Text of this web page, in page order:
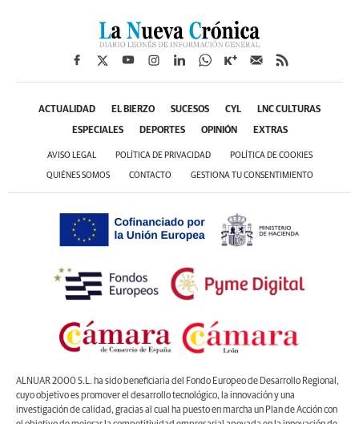
ACTUALIDAD EL BIERZO SUCESOS CYL LNC CULTURAS
ESPECIALES DEPORTES OPINIÓN EXTRAS
AVISO LEGAL POLÍTICA DE PRIVACIDAD POLÍTICA DE COOKIES
QUIÉNES SOMOS CONTACTO GESTIONA TU CONSENTIMIENTO
ALNUAR 2000 S.L. ha sido beneficiaria del Fondo Europeo de Desarrollo Regional,
cuyo objetivo es promover el desarrollo tecnológico, la innovación y una
investigación de calidad, gracias al cual ha puesto en marcha un Plan de Acción con